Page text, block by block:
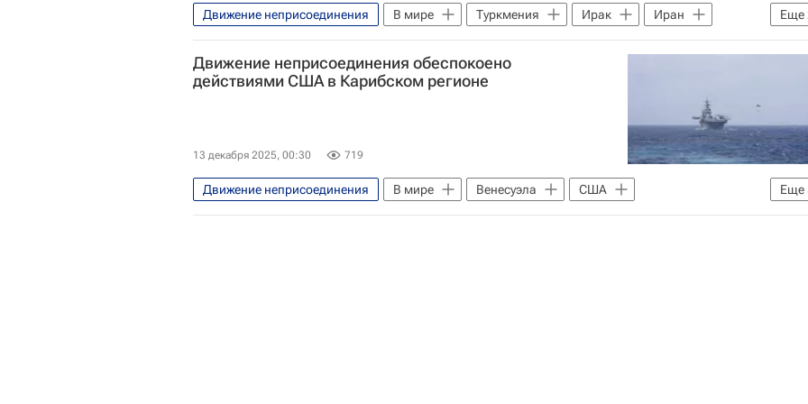
Еще
Движение неприсоединения В мире Туркмения Ирак
Иран
Владимир Путин
ООН
Движение неприсоединения обеспокоено
действиями США в Карибском регионе
13 декабря 2025, 00:30 719
Еще
Движение неприсоединения В мире Венесуэла
США
Карибский бассейн
Дональд Трамп Николас Мадуро ООН ФБР